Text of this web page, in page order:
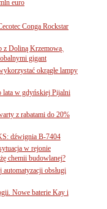
euro
Conga Rockstar
z Doliną Krzemową.
gigant
okrągłe lampy
lata w gdyńskiej Pijalni
z rabatami do 20%
dźwignia B-7404
w rejonie
chemii budowlanej?
obsługi
Nowe baterie Kay i